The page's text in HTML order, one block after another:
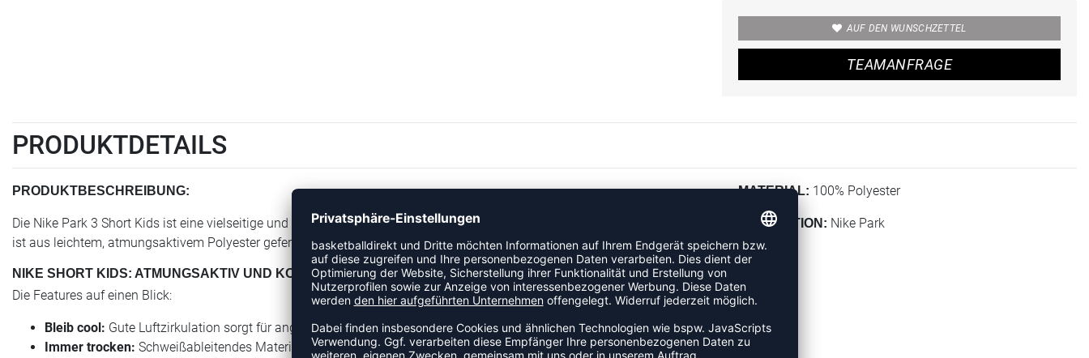
AUF DEN WUNSCHZETTEL
TEAMANFRAGE
PRODUKTDETAILS
PRODUKTBESCHREIBUNG:
Die Nike Park 3 Short Kids ist eine vielseitige und bequeme Trainingsshort für Kinder. Sie bietet eine schmale Passform und
ist aus leichtem, atmungsaktivem Polyester gefertigt, ideal für sportliche Aktivitäten.
NIKE SHORT KIDS: ATMUNGSAKTIV UND KOMFORTABEL
Die Features auf einen Blick:
Bleib cool: Gute Luftzirkulation sorgt für angenehme Frische.
Immer trocken: Schweißableitendes Material hält dich trocken.
MATERIAL: 100% Polyester
KOLLEKTION: Nike Park